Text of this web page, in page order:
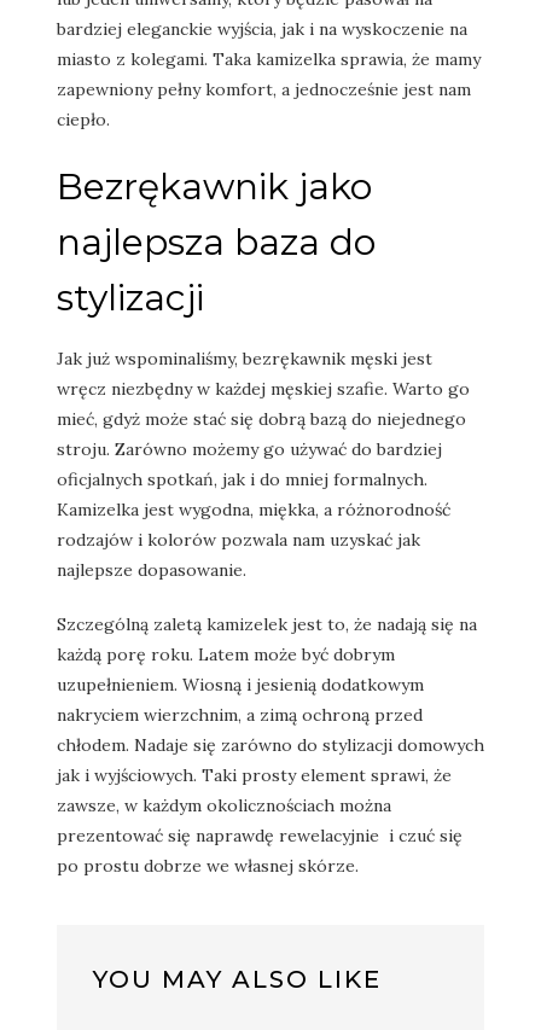
bardziej eleganckie wyjścia, jak i na wyskoczenie na
miasto z kolegami. Taka kamizelka sprawia, że mamy
zapewniony pełny komfort, a jednocześnie jest nam
ciepło.
Bezrękawnik jako
najlepsza baza do
stylizacji
Jak już wspominaliśmy, bezrękawnik męski jest
wręcz niezbędny w każdej męskiej szafie. Warto go
mieć, gdyż może stać się dobrą bazą do niejednego
stroju. Zarówno możemy go używać do bardziej
oficjalnych spotkań, jak i do mniej formalnych.
Kamizelka jest wygodna, miękka, a różnorodność
rodzajów i kolorów pozwala nam uzyskać jak
najlepsze dopasowanie.
Szczególną zaletą kamizelek jest to, że nadają się na
każdą porę roku. Latem może być dobrym
uzupełnieniem. Wiosną i jesienią dodatkowym
nakryciem wierzchnim, a zimą ochroną przed
chłodem. Nadaje się zarówno do stylizacji domowych
jak i wyjściowych. Taki prosty element sprawi, że
zawsze, w każdym okolicznościach można
prezentować się naprawdę rewelacyjnie i czuć się
po prostu dobrze we własnej skórze.
YOU MAY ALSO LIKE